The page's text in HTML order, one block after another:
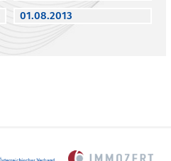
01.08.2013